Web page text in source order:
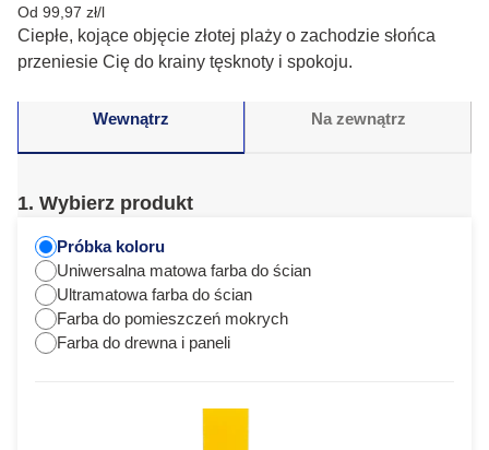
Od 99,97 zł/l
Ciepłe, kojące objęcie złotej plaży o zachodzie słońca
przeniesie Cię do krainy tęsknoty i spokoju.
Wewnątrz Na zewnątrz
1. Wybierz produkt
Próbka koloru
Uniwersalna matowa farba do ścian
Ultramatowa farba do ścian
Farba do pomieszczeń mokrych
Farba do drewna i paneli